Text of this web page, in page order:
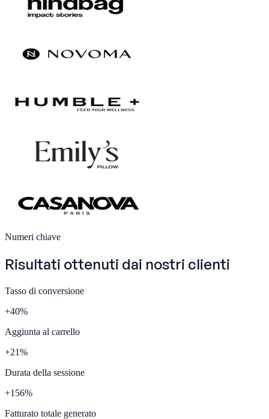
Numeri chiave
Risultati ottenuti dai nostri clienti
Tasso di conversione
+40%
Aggiunta al carrello
+21%
Durata della sessione
+156%
Fatturato totale generato